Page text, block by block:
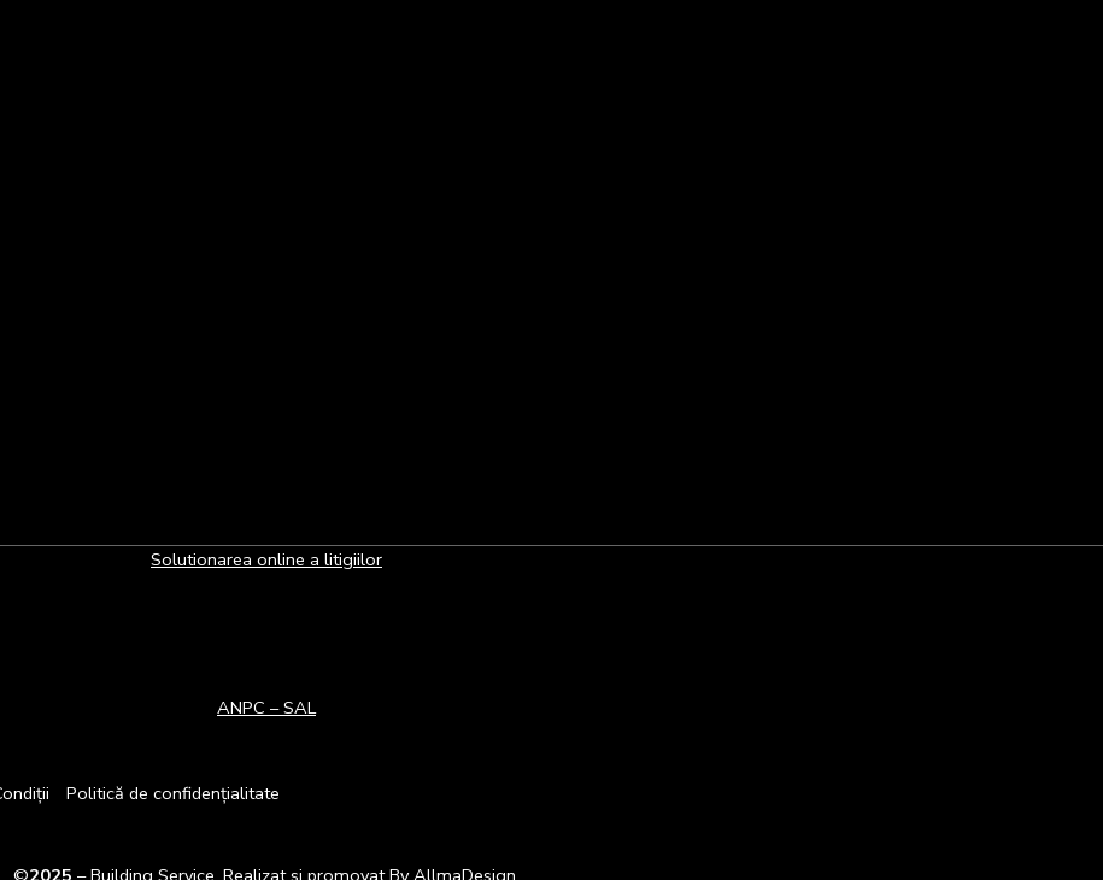
Solutionarea online a litigiilor
ANPC – SAL
Politică de confidențialitate
©2025 – Building Service. Realizat si promovat By AllmaDesign